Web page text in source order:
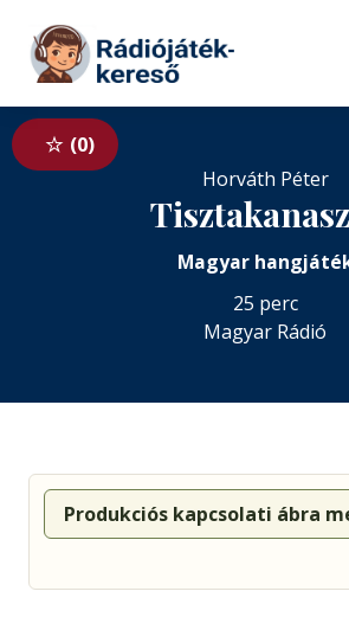
Tovább a tartalomhoz
0
Horváth Péter
Magyar
25 perc
Magyar Rádió
Produkciós kapcsolati ábra